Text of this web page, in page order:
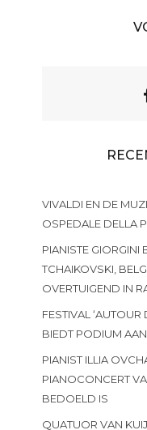
VIVALDI EN DE
OSPEDALE DELLA
PIANISTE GIORGINI
TCHAIKOVSKI,
OVERTUIGEND IN
FESTIVAL
BIEDT PODIUM
PIANIST ILLIA
PIANOCONCERT
BEDOELD IS
QUATUOR VAN